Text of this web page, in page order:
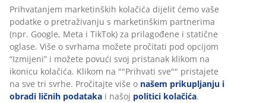
šifra artikla: 4912317
Podaci o proizvodu
Prihvatanjem marketinških kolačića dijelit ćemo vaše
podatke o pretraživanju s marketinškim partnerima
(npr. Google, Meta i TikTok) za prilagođene i statične
oglase. Više o svrhama možete pročitati pod opcijom
“Izmijeni” i možete povući svoj pristanak klikom na
ikonicu kolačića. Klikom na ""Prihvati sve"" pristajete
na sve tri svrhe. Pročitajte više o našem prikupljanju i
obradi ličnih podataka i našoj politici kolačića.